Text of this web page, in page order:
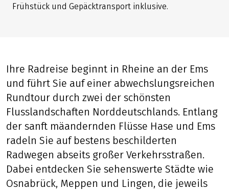
Frühstück und Gepäcktransport inklusive.
Ihre Radreise beginnt in Rheine an der Ems
und führt Sie auf einer abwechslungsreichen
Rundtour durch zwei der schönsten
Flusslandschaften Norddeutschlands. Entlang
der sanft mäandernden Flüsse Hase und Ems
radeln Sie auf bestens beschilderten
Radwegen abseits großer Verkehrsstraßen.
Dabei entdecken Sie sehenswerte Städte wie
Osnabrück, Meppen und Lingen, die jeweils